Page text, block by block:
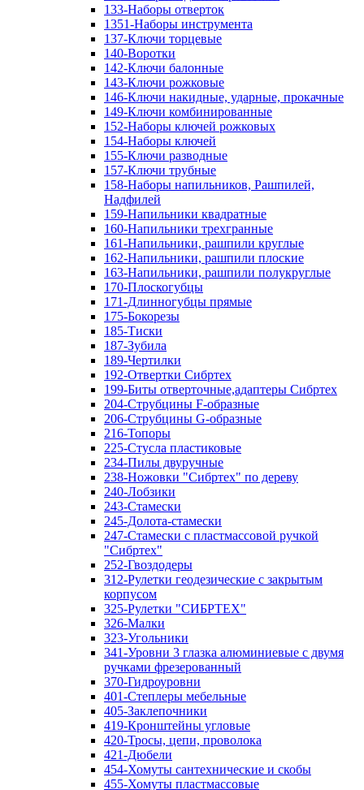
133-Наборы отверток
1351-Наборы инструмента
137-Ключи торцевые
140-Воротки
142-Ключи балонные
143-Ключи рожковые
146-Ключи накидные, ударные, прокачные
149-Ключи комбинированные
152-Наборы ключей рожковых
154-Наборы ключей
155-Ключи разводные
157-Ключи трубные
158-Наборы напильников, Рашпилей,
Надфилей
159-Напильники квадратные
160-Напильники трехгранные
161-Напильники, рашпили круглые
162-Напильники, рашпили плоские
163-Напильники, рашпили полукруглые
170-Плоскогубцы
171-Длинногубцы прямые
175-Бокорезы
185-Тиски
187-Зубила
189-Чертилки
192-Отвертки Сибртех
199-Биты отверточные,адаптеры Сибртех
204-Струбцины F-образные
206-Струбцины G-образные
216-Топоры
225-Стусла пластиковые
234-Пилы двуручные
238-Ножовки "Сибртех" по дереву
240-Лобзики
243-Стамески
245-Долота-стамески
247-Стамески с пластмассовой ручкой
"Сибртех"
252-Гвоздодеры
312-Рулетки геодезические с закрытым
корпусом
325-Рулетки "СИБРТЕХ"
326-Малки
323-Угольники
341-Уровни 3 глазка алюминиевые с двумя
ручками фрезерованный
370-Гидроуровни
401-Степлеры мебельные
405-Заклепочники
419-Кронштейны угловые
420-Тросы, цепи, проволока
421-Дюбели
454-Хомуты сантехнические и скобы
455-Хомуты пластмассовые